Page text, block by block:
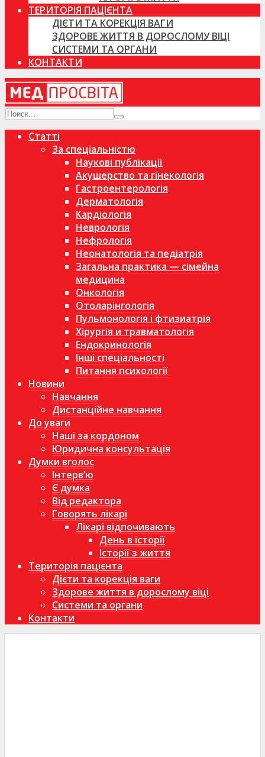
ТЕРИТОРІЯ ПАЦІЄНТА
ДІЄТИ ТА КОРЕКЦІЯ ВАГИ
ЗДОРОВЕ ЖИТТЯ В ДОРОСЛОМУ ВІЦІ
СИСТЕМИ ТА ОРГАНИ
КОНТАКТИ
Статті
За спеціальністю
Наукові публікації
Акушерство та гінекологія
Гастроентерологія
Дерматологія
Кардіологія
Неврологія
Нефрологія
Неонатологія та педіатрія
Загальна практика — сімейна
медицина
Онкологія
Отоларінгологія
Пульмонологія і фтизиатрія
Хірургія и травматологія
Ендокринологія
Інші спеціальності
Питання психології
Новини
Навчання
Дистанційне навчання
До уваги
Наші за кордоном
Юридична консультація
Думки вголос
Інтерв’ю
Є думка
Від редактора
Говорять лікарі
Лікарі відпочивають
День в історії
Історії з життя
Територія пацієнта
Дієти та корекція ваги
Здорове життя в дорослому віці
Системи та органи
Контакти